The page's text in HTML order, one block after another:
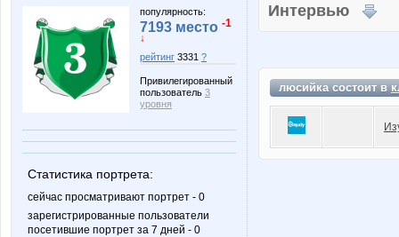
популярность:
7193 место -1
↓
рейтинг 3331 ?
Привилегированный
пользователь 3
уровня
Статистика портрета:
сейчас просматривают портрет - 0
зарегистрированные пользователи
посетившие портрет за 7 дней - 0
Интервью
люсийка состоит в